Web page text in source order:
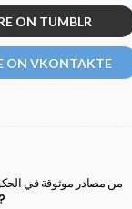
ON TUMBLR
ON VKONTAKTE
من مصادر موثوقة في